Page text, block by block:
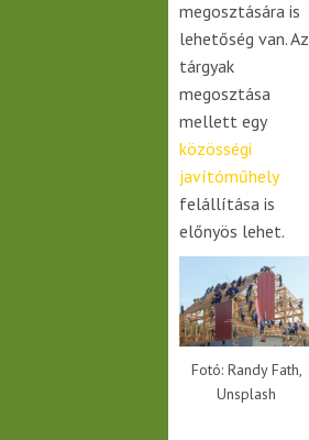
megosztására is
lehetőség van.Az
tárgyak
megosztása
mellett egy
közösségi
javítóműhely
felállítása is
előnyös lehet.
Fotó: Randy Fath,
Unsplash